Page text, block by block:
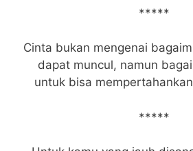
*****
Cinta bukan mengenai
dapat muncul, namun
untuk bisa
*****